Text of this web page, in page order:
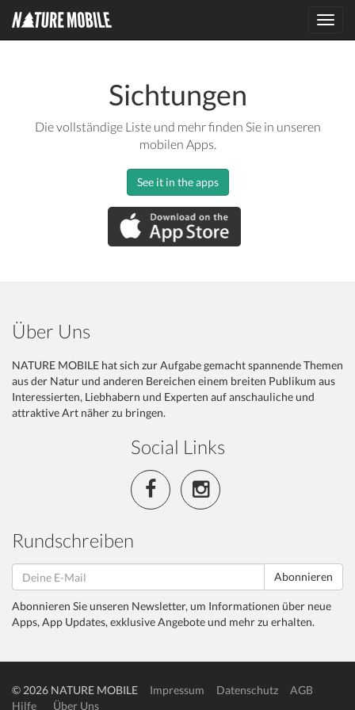
Sichtungen
Die vollständige Liste und mehr finden Sie in unseren
mobilen Apps.
See it in the apps
Über Uns
NATURE MOBILE hat sich zur Aufgabe gemacht spannende Themen
aus der Natur und anderen Bereichen einem breiten Publikum aus
Interessierten, Liebhabern und Experten auf anschauliche und
attraktive Art näher zu bringen.
Social Links
Rundschreiben
Abonnieren
Abonnieren Sie unseren Newsletter, um Informationen über neue
Apps, App Updates, exklusive Angebote und mehr zu erhalten.
© 2026 NATURE MOBILE Impressum Datenschutz
AGB
Hilfe
Über Uns